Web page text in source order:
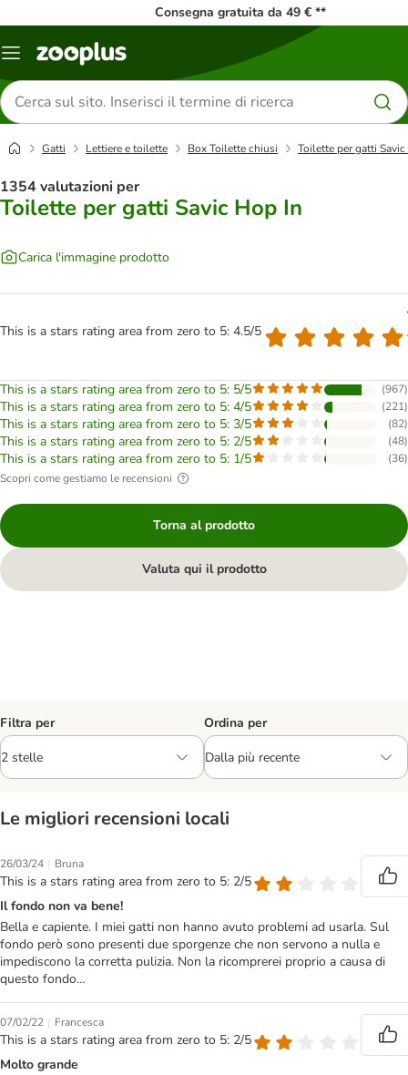
Consegna gratuita da 49 € **
Overview
Cerca
prodotti
Gatti Lettiere e toilette Box Toilette chiusi Toilette per gatti
1354 valutazioni per
Toilette per gatti Savic Hop In
Carica l'immagine prodotto
This is a stars rating area from zero to 5: 4.5/5
This is a stars rating area from zero to 5: 5/5 (967)
This is a stars rating area from zero to 5: 4/5 (221)
This is a stars rating area from zero to 5: 3/5 (82)
This is a stars rating area from zero to 5: 2/5 (48)
This is a stars rating area from zero to 5: 1/5 (36)
Scopri come gestiamo le recensioni
Torna al prodotto
Valuta qui il prodotto
Filtra per Ordina per
Le migliori recensioni locali
26/03/24 | Bruna
This is a stars rating area from zero to 5: 2/5
Il fondo non va bene!
Bella e capiente. I miei gatti non hanno avuto problemi ad usarla. Sul
fondo però sono presenti due sporgenze che non servono a nulla e
impediscono la corretta pulizia. Non la ricomprerei proprio a causa di
questo fondo…
07/02/22 | Francesca
This is a stars rating area from zero to 5: 2/5
Molto grande